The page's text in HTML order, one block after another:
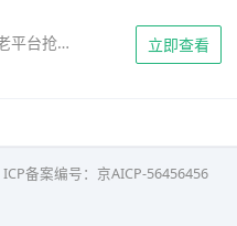
#大五福简介大五福是老平台抢先收旗下最新给力平台，注册送1元，每天有5个小时阅读单价高达6毛，其他时间3毛2每日阅读，永久5元起提现。诚信靠谱涨分快，分享每日热点，好看又赚零钱。还可以自己上传文章，更好的…… 立即查看
ICP备案编号：京AICP-56456456